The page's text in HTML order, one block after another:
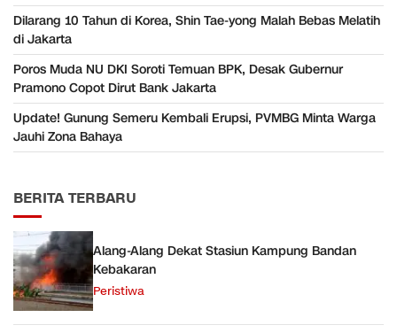
Dilarang 10 Tahun di Korea, Shin Tae-yong Malah Bebas Melatih
di Jakarta
Poros Muda NU DKI Soroti Temuan BPK, Desak Gubernur
Pramono Copot Dirut Bank Jakarta
Update! Gunung Semeru Kembali Erupsi, PVMBG Minta Warga
Jauhi Zona Bahaya
BERITA TERBARU
Alang-Alang Dekat Stasiun Kampung Bandan
Kebakaran
Peristiwa